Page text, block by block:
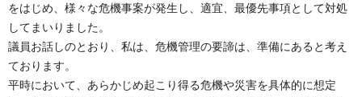
をはじめ、様々な危機事案が発生し、適宜、最優先事項として対処
してまいりました。
議員お話しのとおり、私は、危機管理の要諦は、準備にあると考え
ております。
平時において、あらかじめ起こり得る危機や災害を具体的に想定